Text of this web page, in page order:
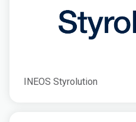
INEOS Styrolution